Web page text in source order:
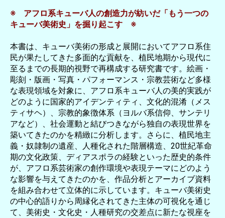
※ アフロ系キューバ人の創造力が紡いだ「もう一つの
キューバ美術史」を掘り起こす ※
本書は、キューバ美術の形成と展開においてアフロ系住
民が果たしてきた多面的な貢献を、植民地期から現代に
至るまでの長期的視野で再構成する研究書です。絵画・
彫刻・版画・写真・パフォーマンス・宗教芸術など多様
な表現領域を対象に、アフロ系キューバ人の美的実践が
どのように国家的アイデンティティ、文化的混淆（メス
ティサヘ）、宗教的象徴体系（ヨルバ系信仰、サンテリ
アなど）、社会運動と結びつきながら独自の表現世界を
築いてきたのかを精緻に分析します。さらに、植民地主
義・奴隷制の遺産、人種化された階層構造、20世紀革命
期の文化政策、ディアスポラの経験といった歴史的条件
が、アフロ系芸術家の創作環境や表現テーマにどのよう
な影響を与えてきたのかを、作品分析とアーカイブ資料
を組み合わせて立体的に示しています。キューバ美術史
の中心的語りから周縁化されてきた主体の可視化を通じ
て、美術史・文化史・人種研究の交差点に新たな視座を